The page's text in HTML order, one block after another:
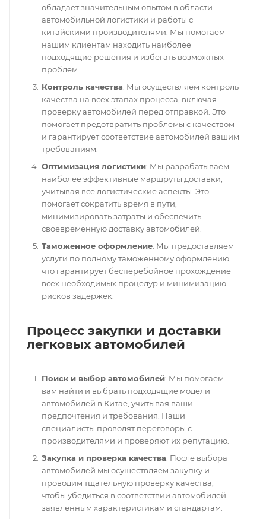
обладает значительным опытом в области
автомобильной логистики и работы с
китайскими производителями. Мы помогаем
нашим клиентам находить наиболее
подходящие решения и избегать возможных
проблем.
Контроль качества: Мы осуществляем контроль
качества на всех этапах процесса, включая
проверку автомобилей перед отправкой. Это
помогает предотвратить проблемы с качеством
и гарантирует соответствие автомобилей вашим
требованиям.
Оптимизация логистики: Мы разрабатываем
наиболее эффективные маршруты доставки,
учитывая все логистические аспекты. Это
помогает сократить время в пути,
минимизировать затраты и обеспечить
своевременную доставку автомобилей.
Таможенное оформление: Мы предоставляем
услуги по полному таможенному оформлению,
что гарантирует бесперебойное прохождение
всех необходимых процедур и минимизацию
рисков задержек.
Процесс закупки и доставки
легковых автомобилей
Поиск и выбор автомобилей: Мы помогаем
вам найти и выбрать подходящие модели
автомобилей в Китае, учитывая ваши
предпочтения и требования. Наши
специалисты проводят переговоры с
производителями и проверяют их репутацию.
Закупка и проверка качества: После выбора
автомобилей мы осуществляем закупку и
проводим тщательную проверку качества,
чтобы убедиться в соответствии автомобилей
заявленным характеристикам и стандартам.